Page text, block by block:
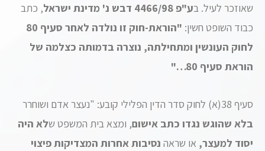
שאוזכר לעיל. בע"פ 4466/98 דבש נ' מדינת ישראל
, כתב
כבוד השופט חשין:
"הוראת-חוק זו נולדה לאחר סעיף 80
לחוק העונשין ומתחילתה, נוצרה בדמותה כצלמה של
הוראת סעיף 80…"
סעיף 38(א) לחוק סדר הדין הפלילי קובע: "נעצר אדם ושוחרר
בלא שהוגש נגדו כתב אישום, ומצא בית המשפט שלא היה
יסוד למעצר, או שראה נסיבות אחרות המצדיקות פיצוי